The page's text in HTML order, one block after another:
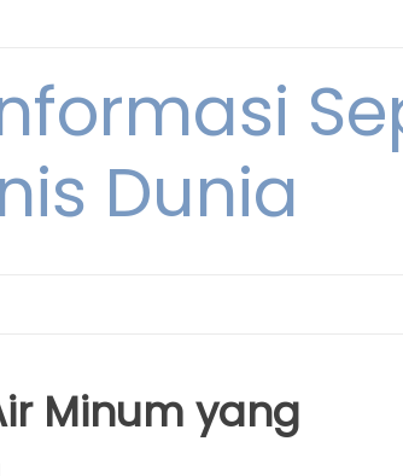
Informasi
Dunia
Minum yang